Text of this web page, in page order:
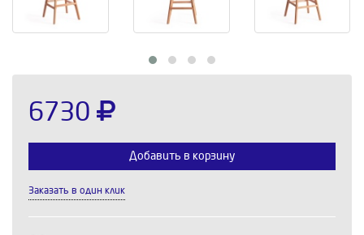
6730
Добавить в корзину
Заказать в один клик